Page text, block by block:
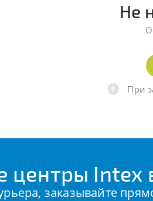
Не
При
центры Intex
заказывайте